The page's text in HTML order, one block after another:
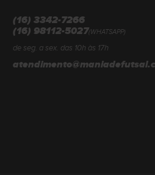
(16) 3342-7266
(16) 98112-5027(WHATSAPP)
de seg. a sex. das 10h às 17h